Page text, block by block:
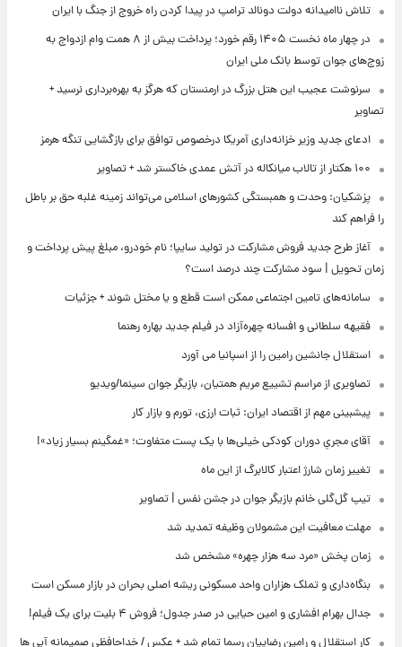
تلاش ناامیدانه‌ دولت دونالد ترامپ در پیدا کردن راه خروج از جنگ با ایران
در چهار ماه نخست ۱۴۰۵ رقم خورد؛ پرداخت بیش از ۸ همت وام ازدواج به
زوج‌های جوان توسط بانک ملی ایران
سرنوشت عجیب این هتل بزرگ در ارمنستان که هرگز به بهره‌برداری نرسید +
تصاویر
ادعای جدید وزیر خزانه‌داری آمریکا درخصوص توافق برای بازگشایی تنگه هرمز
۱۰۰ هکتار از تالاب میانکاله در آتش عمدی خاکستر شد + تصاویر
پزشکیان: وحدت و همبستگی کشورهای اسلامی می‌تواند زمینه غلبه حق بر باطل
را فراهم کند
آغاز طرح جدید فروش مشارکت در تولید سایپا؛ نام خودرو، مبلغ پیش پرداخت و
زمان تحویل | سود مشارکت چند درصد است؟
سامانه‌های تامین اجتماعی ممکن است قطع و یا مختل شوند + جزئیات
فقیهه سلطانی و افسانه چهره‌آزاد در فیلم جدید بهاره رهنما
استقلال جانشین رامین را از اسپانیا می آورد
تصاویری از مراسم تشییع مریم همتیان، بازیگر جوان سینما/ویدیو
پیشبینی مهم از اقتصاد ایران: ثبات ارزی، تورم و بازار کار
آقای مجریِ دوران کودکی خیلی‌ها با یک پست متفاوت؛ «غمگینم بسیار زیاد»!
تغییر زمان شارژ اعتبار کالابرگ از این ماه
تیپ گل‌گلی خانم بازیگر جوان در جشن نفس | تصاویر
مهلت معافیت این مشمولان وظیفه تمدید شد
زمان پخش «مرد سه هزار چهره» مشخص شد
بنگاه‌داری و تملک هزاران واحد مسکونی ریشه اصلی بحران در بازار مسکن است
جدال بهرام افشاری و امین حیایی در صدر جدول؛ فروش ۴ بلیت برای یک فیلم!
کار استقلال و رامین رضاییان رسما تمام شد + عکس / خداحافظی صمیمانه آبی ها